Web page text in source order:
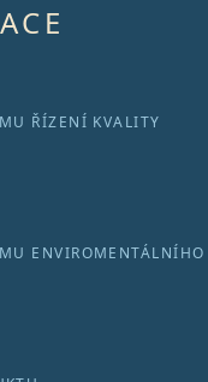
ŘÍZENÍ KVALITY